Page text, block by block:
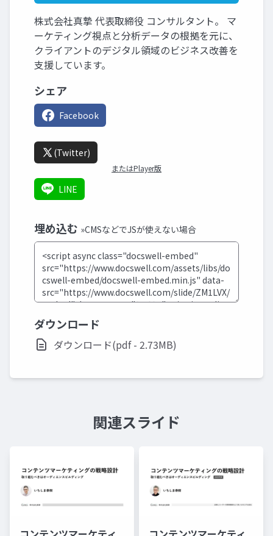
株式会社真摯 代表取締役 コンサルタント。 マ
ーケティング視点と分析データの根拠を元に、
クライアントのデジタル領域のビジネス改善を
支援しています。
シェア
Facebook
(Twitter)
またはPlayer版
LINE
埋め込む »CMSなどでJSが使えない場合
ダウンロード
ダウンロード(pdf - 2.73MB)
関連スライド